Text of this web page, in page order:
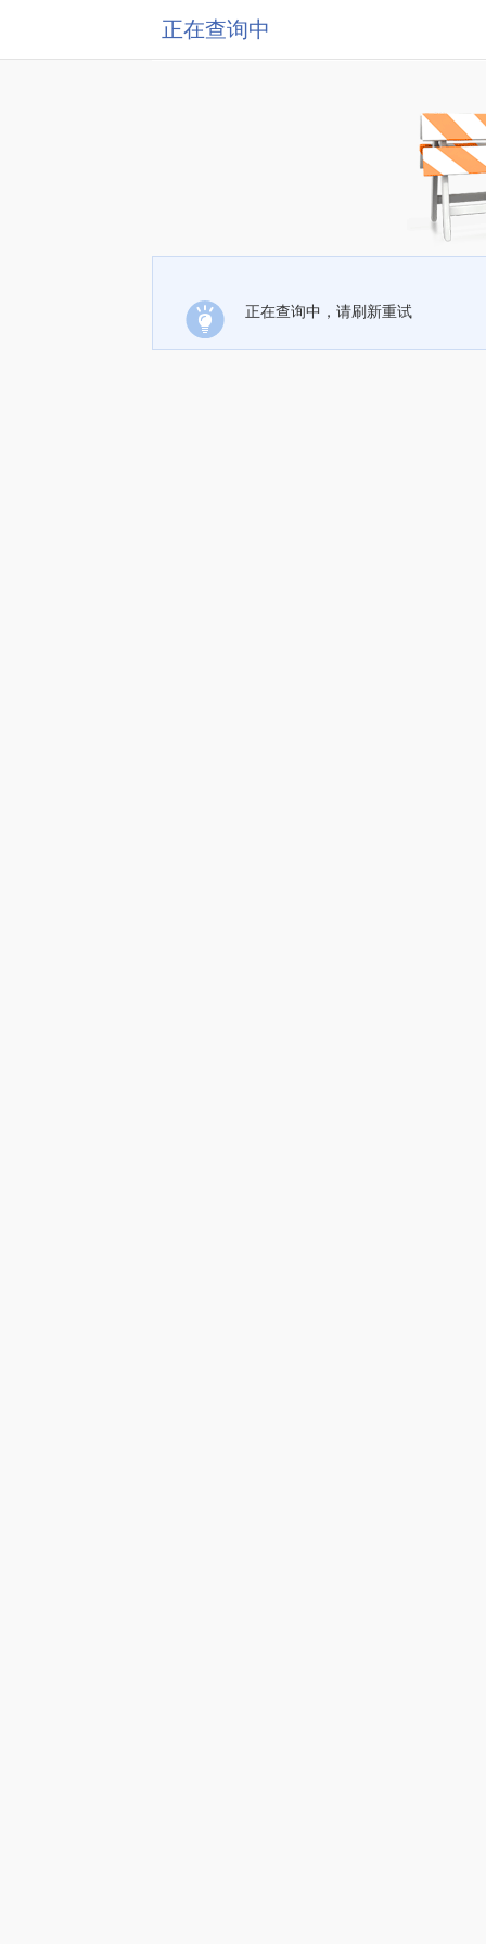
正在查询中
正在查询中，请刷新重试